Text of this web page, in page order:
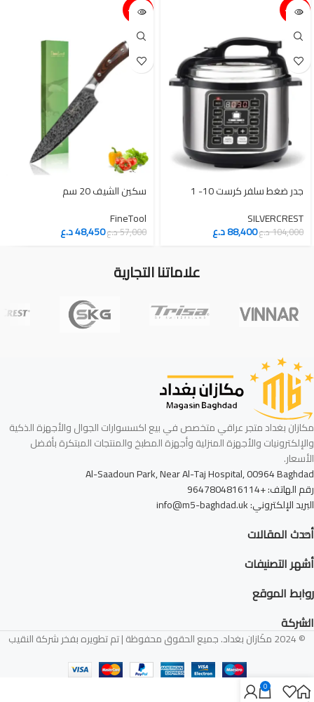
15%-
جدر ضغط سلفر كرست 10- 1
SILVERCREST
104,000د.ع88,400د.ع
15%-
سكين الشيف 20 سم
FineTool
57,000د.ع48,450د.ع
علاماتنا التجارية
مكازان بغداد متجر عراقي متخصص في بيع اكسسوارات الجوال والأجهزة الذكية
والإلكترونيات والأجهزة المنزلية وأجهزة المطبخ والمنتجات المبتكرة بأفضل
الأسعار.
Al-Saadoun Park, Near Al-Taj Hospital, 00964 Baghdad
رقم الهاتف: +9647804816114
البريد الإلكتروني: info@m5-baghdad.uk
أحدث المقالات
أشهر التصنيفات
روابط الموقع
الشركة
© 2024 مكَازان بغداد. جميع الحقوق محفوظة | تم تطويره بفخر شركة النقيب
0